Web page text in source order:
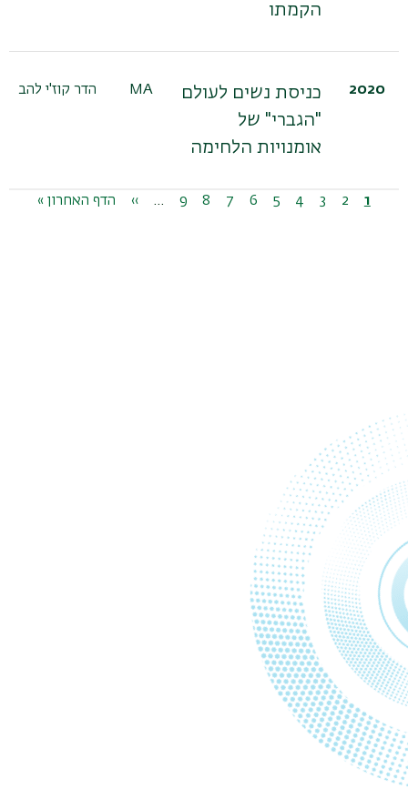
הקמתו
2020
כניסת נשים לעולם
"הגברי" של
אומנויות הלחימה
MA הדר קוז'י להב
דפדוף
דף
1 דף
2 דף
3 דף
4 דף
5 דף
6 דף
7 דף
8 דף
9
…
הדף
››
הדף
הדף האחרון »